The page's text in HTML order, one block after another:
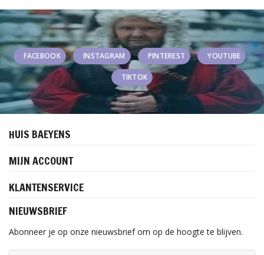
FACEBOOK INSTAGRAM PINTEREST YOUTUBE
TIKTOK
HUIS BAEYENS
MIJN ACCOUNT
KLANTENSERVICE
NIEUWSBRIEF
Abonneer je op onze nieuwsbrief om op de hoogte te blijven.